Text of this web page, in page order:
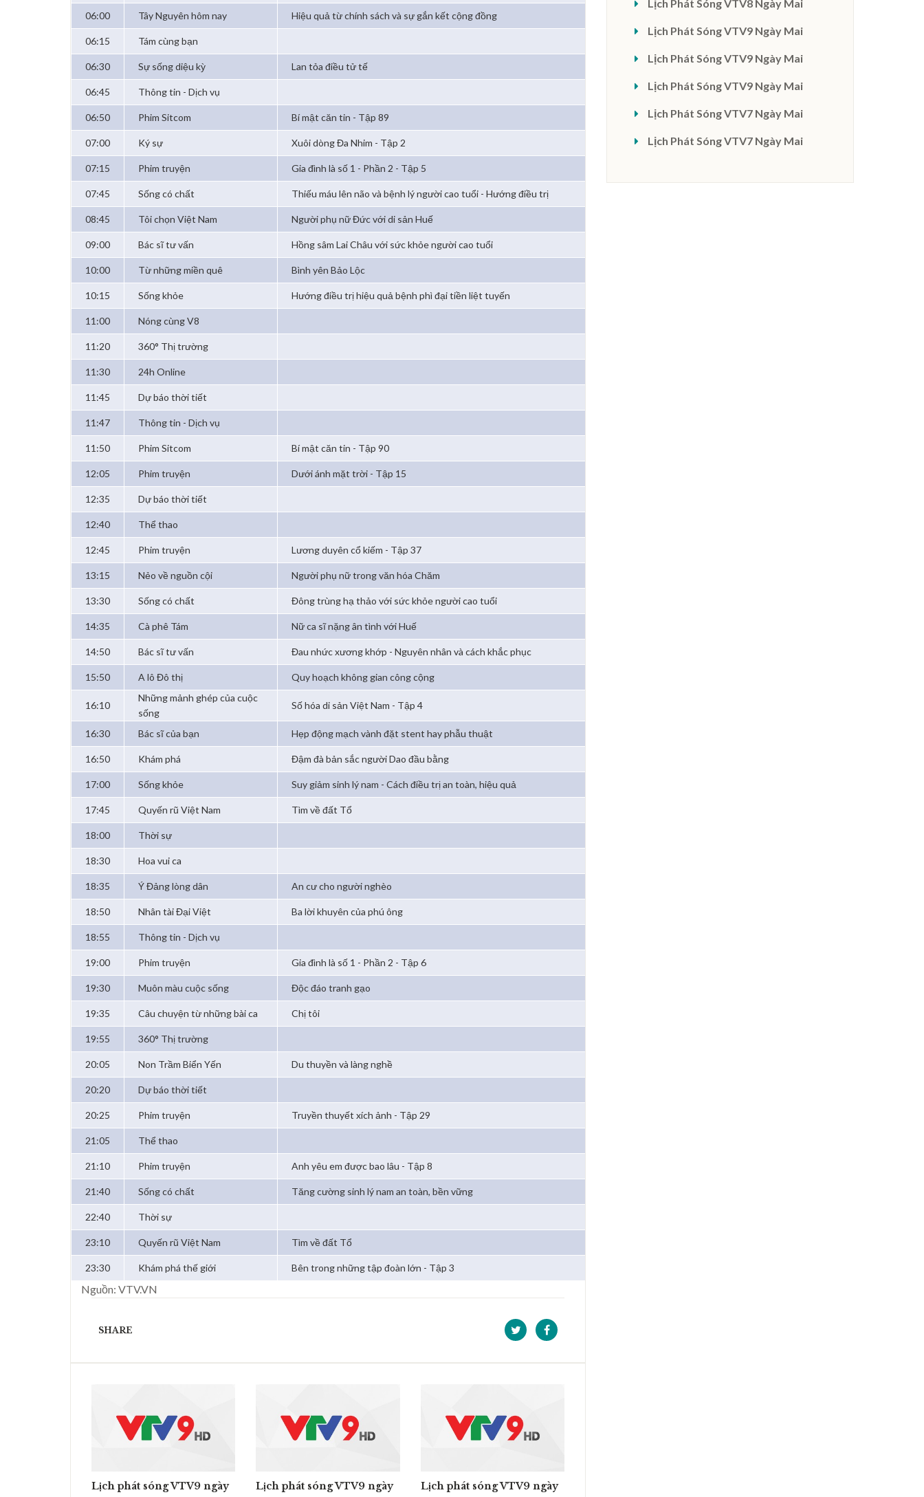
06:00 Tây Nguyên hôm nay Hiệu quả từ chính sách và sự gắn kết cộng đồng
06:15 Tám cùng bạn
06:30 Sự sống diệu kỳ Lan tỏa điều tử tế
06:45 Thông tin - Dịch vụ
06:50 Phim Sitcom Bí mật căn tin - Tập 89
07:00 Ký sự Xuôi dòng Đa Nhim - Tập 2
07:15 Phim truyện Gia đình là số 1 - Phần 2 - Tập 5
07:45 Sống có chất Thiếu máu lên não và bệnh lý người cao tuổi - Hướng điều trị
08:45 Tôi chọn Việt Nam Người phụ nữ Đức với di sản Huế
09:00 Bác sĩ tư vấn Hồng sâm Lai Châu với sức khỏe người cao tuổi
10:00 Từ những miền quê Bình yên Bảo Lộc
10:15 Sống khỏe Hướng điều trị hiệu quả bệnh phì đại tiền liệt tuyến
11:00 Nóng cùng V8
11:20 360° Thị trường
11:30 24h Online
11:45 Dự báo thời tiết
11:47 Thông tin - Dịch vụ
11:50 Phim Sitcom Bí mật căn tin - Tập 90
12:05 Phim truyện Dưới ánh mặt trời - Tập 15
12:35 Dự báo thời tiết
12:40 Thể thao
12:45 Phim truyện Lương duyên cổ kiếm - Tập 37
13:15 Nẻo về nguồn cội Người phụ nữ trong văn hóa Chăm
13:30 Sống có chất Đông trùng hạ thảo với sức khỏe người cao tuổi
14:35 Cà phê Tám Nữ ca sĩ nặng ân tình với Huế
14:50 Bác sĩ tư vấn Đau nhức xương khớp - Nguyên nhân và cách khắc phục
15:50 A lô Đô thị Quy hoạch không gian công cộng
16:10
Những mảnh ghép của cuộc
sống
Số hóa di sản Việt Nam - Tập 4
16:30 Bác sĩ của bạn Hẹp động mạch vành đặt stent hay phẫu thuật
16:50 Khám phá Đậm đà bản sắc người Dao đầu bằng
17:00 Sống khỏe Suy giảm sinh lý nam - Cách điều trị an toàn, hiệu quả
17:45 Quyến rũ Việt Nam Tìm về đất Tổ
18:00 Thời sự
18:30 Hoa vui ca
18:35 Ý Đảng lòng dân An cư cho người nghèo
18:50 Nhân tài Đại Việt Ba lời khuyên của phú ông
18:55 Thông tin - Dịch vụ
19:00 Phim truyện Gia đình là số 1 - Phần 2 - Tập 6
19:30 Muôn màu cuộc sống Độc đáo tranh gạo
19:35 Câu chuyện từ những bài ca Chị tôi
19:55 360° Thị trường
20:05 Non Trầm Biển Yến Du thuyền và làng nghề
20:20 Dự báo thời tiết
20:25 Phim truyện Truyền thuyết xích ảnh - Tập 29
21:05 Thể thao
21:10 Phim truyện Anh yêu em được bao lâu - Tập 8
21:40 Sống có chất Tăng cường sinh lý nam an toàn, bền vững
22:40 Thời sự
23:10 Quyến rũ Việt Nam Tìm về đất Tổ
23:30 Khám phá thế giới Bên trong những tập đoàn lớn - Tập 3
Nguồn: VTV.VN
SHARE
Lịch phát sóng VTV9 ngày
Lịch phát sóng VTV9 ngày
Lịch phát sóng VTV9 ngày
Lịch Phát Sóng VTV8 Ngày Mai
Lịch Phát Sóng VTV9 Ngày Mai
Lịch Phát Sóng VTV9 Ngày Mai
Lịch Phát Sóng VTV9 Ngày Mai
Lịch Phát Sóng VTV7 Ngày Mai
Lịch Phát Sóng VTV7 Ngày Mai